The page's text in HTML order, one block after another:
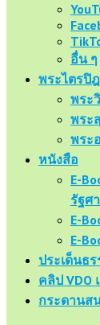
อื่น ๆ
พระไตรปิ
พระ
พระ
พระ
หนังสือ
E-
รัฐศ
E-
E-
ประเด็นธ
คลิป VDO
กระดานส